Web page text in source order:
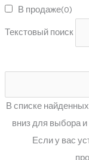
В продаже(0)
Текстовый поиск
В списке
вниз для выбора
Если у вас